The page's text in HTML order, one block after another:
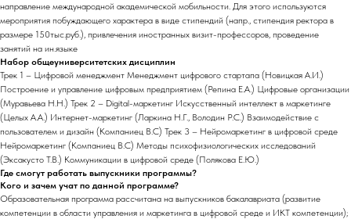
направление международной академической мобильности. Для этого используются
мероприятия побуждающего характера в виде стипендий (напр., стипендия ректора в
размере 150тыс.руб.), привлечения иностранных визит-профессоров, проведение
занятий на ин.языке
Набор общеуниверситетских дисциплин
Трек 1 – Цифровой менеджмент Менеджмент цифрового стартапа (Новицкая А.И.)
Построение и управление цифровым предприятием (Репина Е.А.) Цифровые организации
(Муравьева Н.Н.) Трек 2 – Digital-маркетинг Искусственный интеллект в маркетинге
(Целых А.А.) Интернет-маркетинг (Ларкина Н.Г., Володин Р.С.) Взаимодействие с
пользователем и дизайн (Компаниец В.С) Трек 3 – Нейромаркетинг в цифровой среде
Нейромаркетинг (Компаниец В.С) Методы психофизиологических исследований
(Эксакусто Т.В.) Коммуникации в цифровой среде (Полякова Е.Ю.)
Где смогут работать выпускники программы?
Кого и зачем учат по данной программе?
Образовательная программа рассчитана на выпускников бакалавриата (развитие
компетенции в области управления и маркетинга в цифровой среде и ИКТ компетенции);